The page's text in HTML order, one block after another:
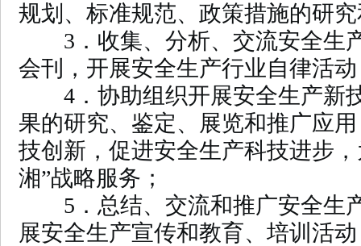
规划、标准规范、政策措施的研
3．收集、分析、交流安全生
会刊，开展安全生产行业自律活
4．协助组织开展安全生产新
果的研究、鉴定、展览和推广应
技创新，促进安全生产科技进步
湘”战略服务；
5．总结、交流和推广安全生
展安全生产宣传和教育、培训活